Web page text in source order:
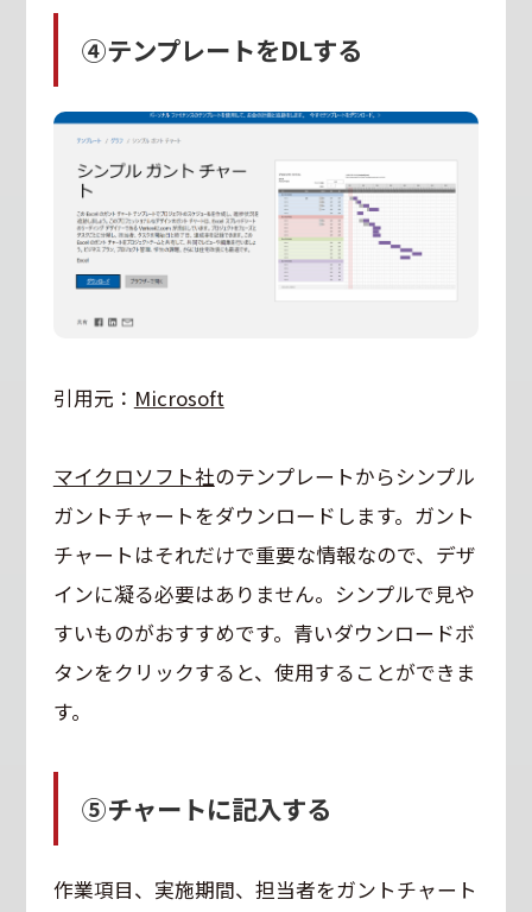
④テンプレートをDLする
引用元： Microsoft
マイクロソフト社のテンプレートからシンプル
ガントチャートをダウンロードします。ガント
チャートはそれだけで重要な情報なので、デザ
インに凝る必要はありません。シンプルで見や
すいものがおすすめです。青いダウンロードボ
タンをクリックすると、使用することができま
す。
⑤チャートに記入する
作業項目、実施期間、担当者をガントチャート